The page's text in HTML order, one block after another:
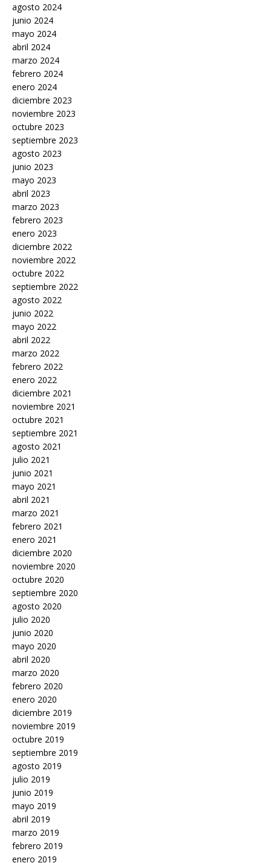
agosto 2024
junio 2024
mayo 2024
abril 2024
marzo 2024
febrero 2024
enero 2024
diciembre 2023
noviembre 2023
octubre 2023
septiembre 2023
agosto 2023
junio 2023
mayo 2023
abril 2023
marzo 2023
febrero 2023
enero 2023
diciembre 2022
noviembre 2022
octubre 2022
septiembre 2022
agosto 2022
junio 2022
mayo 2022
abril 2022
marzo 2022
febrero 2022
enero 2022
diciembre 2021
noviembre 2021
octubre 2021
septiembre 2021
agosto 2021
julio 2021
junio 2021
mayo 2021
abril 2021
marzo 2021
febrero 2021
enero 2021
diciembre 2020
noviembre 2020
octubre 2020
septiembre 2020
agosto 2020
julio 2020
junio 2020
mayo 2020
abril 2020
marzo 2020
febrero 2020
enero 2020
diciembre 2019
noviembre 2019
octubre 2019
septiembre 2019
agosto 2019
julio 2019
junio 2019
mayo 2019
abril 2019
marzo 2019
febrero 2019
enero 2019